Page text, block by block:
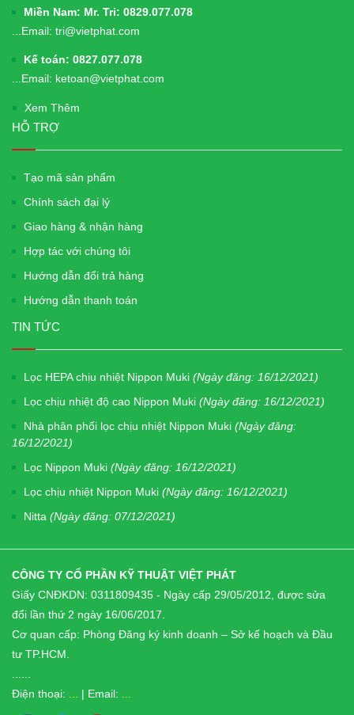
Miền Nam: Mr. Tri: 0829.077.078
...Email: tri@vietphat.com
Kế toán: 0827.077.078
...Email: ketoan@vietphat.com
Xem Thêm
HỖ TRỢ
Tạo mã sản phẩm
Chính sách đại lý
Giao hàng & nhận hàng
Hợp tác với chúng tôi
Hướng dẫn đổi trả hàng
Hướng dẫn thanh toán
TIN TỨC
Lọc HEPA chịu nhiệt Nippon Muki (Ngày đăng: 16/12/2021)
Lọc chịu nhiệt độ cao Nippon Muki (Ngày đăng: 16/12/2021)
Nhà phân phối lọc chịu nhiệt Nippon Muki (Ngày đăng:
16/12/2021)
Lọc Nippon Muki (Ngày đăng: 16/12/2021)
Lọc chịu nhiệt Nippon Muki (Ngày đăng: 16/12/2021)
Nitta (Ngày đăng: 07/12/2021)
CÔNG TY CỔ PHẦN KỸ THUẬT VIỆT PHÁT
Giấy CNĐKDN: 0311809435 - Ngày cấp 29/05/2012, được sửa
đổi lần thứ 2 ngày 16/06/2017.
Cơ quan cấp: Phòng Đăng ký kinh doanh – Sở kế hoạch và Đầu
tư TP.HCM.
......
Điện thoại: ... | Email: ...